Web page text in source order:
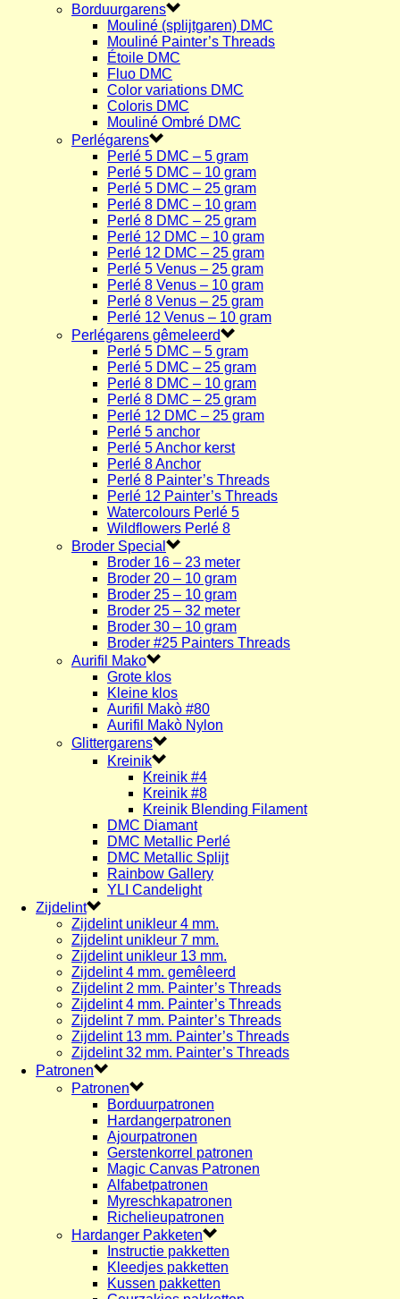
Borduurgarens
Mouliné (splijtgaren) DMC
Mouliné Painter’s Threads
Étoile DMC
Fluo DMC
Color variations DMC
Coloris DMC
Mouliné Ombré DMC
Perlégarens
Perlé 5 DMC – 5 gram
Perlé 5 DMC – 10 gram
Perlé 5 DMC – 25 gram
Perlé 8 DMC – 10 gram
Perlé 8 DMC – 25 gram
Perlé 12 DMC – 10 gram
Perlé 12 DMC – 25 gram
Perlé 5 Venus – 25 gram
Perlé 8 Venus – 10 gram
Perlé 8 Venus – 25 gram
Perlé 12 Venus – 10 gram
Perlégarens gêmeleerd
Perlé 5 DMC – 5 gram
Perlé 5 DMC – 25 gram
Perlé 8 DMC – 10 gram
Perlé 8 DMC – 25 gram
Perlé 12 DMC – 25 gram
Perlé 5 anchor
Perlé 5 Anchor kerst
Perlé 8 Anchor
Perlé 8 Painter’s Threads
Perlé 12 Painter’s Threads
Watercolours Perlé 5
Wildflowers Perlé 8
Broder Special
Broder 16 – 23 meter
Broder 20 – 10 gram
Broder 25 – 10 gram
Broder 25 – 32 meter
Broder 30 – 10 gram
Broder #25 Painters Threads
Aurifil Mako
Grote klos
Kleine klos
Aurifil Makò #80
Aurifil Makò Nylon
Glittergarens
Kreinik
Kreinik #4
Kreinik #8
Kreinik Blending Filament
DMC Diamant
DMC Metallic Perlé
DMC Metallic Splijt
Rainbow Gallery
YLI Candelight
Zijdelint
Zijdelint unikleur 4 mm.
Zijdelint unikleur 7 mm.
Zijdelint unikleur 13 mm.
Zijdelint 4 mm. gemêleerd
Zijdelint 2 mm. Painter’s Threads
Zijdelint 4 mm. Painter’s Threads
Zijdelint 7 mm. Painter’s Threads
Zijdelint 13 mm. Painter’s Threads
Zijdelint 32 mm. Painter’s Threads
Patronen
Patronen
Borduurpatronen
Hardangerpatronen
Ajourpatronen
Gerstenkorrel patronen
Magic Canvas Patronen
Alfabetpatronen
Myreschkapatronen
Richelieupatronen
Hardanger Pakketen
Instructie pakketten
Kleedjes pakketten
Kussen pakketten